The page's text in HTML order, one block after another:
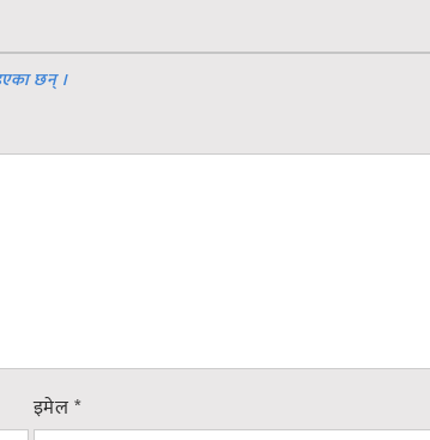
छन् ।
इमेल*